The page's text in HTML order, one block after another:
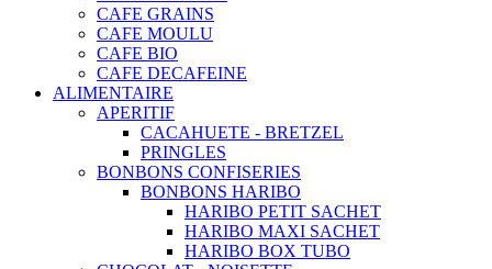
CAFE GRAINS
CAFE MOULU
CAFE BIO
CAFE DECAFEINE
ALIMENTAIRE
APERITIF
CACAHUETE - BRETZEL
PRINGLES
BONBONS CONFISERIES
BONBONS HARIBO
HARIBO PETIT SACHET
HARIBO MAXI SACHET
HARIBO BOX TUBO